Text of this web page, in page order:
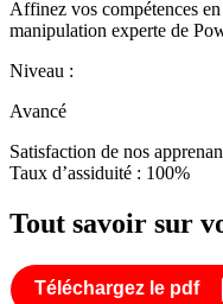
Affinez vos compétences
manipulation experte de
Niveau :
Avancé
Satisfaction de nos
Taux d’assiduité : 100%
Tout savoir sur
Téléchargez le pdf